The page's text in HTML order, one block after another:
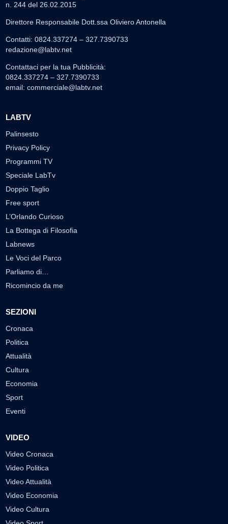
n. 244 del 26.02.2015
Direttore Responsabile Dott.ssa Oliviero Antonella
Contatti: 0824.337274 – 327.7390733
redazione@labtv.net
Contattaci per la tua Pubblicità:
0824.337274 – 327.7390733
email: commerciale@labtv.net
LABTV
Palinsesto
Privacy Policy
Programmi TV
Speciale LabTv
Doppio Taglio
Free sport
L’Orlando Curioso
La Bottega di Filosofia
Labnews
Le Voci del Parco
Parliamo di…
Ricomincio da me
SEZIONI
Cronaca
Politica
Attualità
Cultura
Economia
Sport
Eventi
VIDEO
Video Cronaca
Video Politica
Video Attualità
Video Economia
Video Cultura